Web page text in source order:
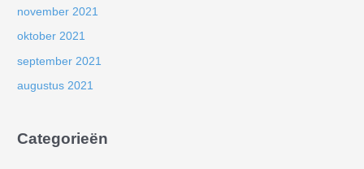
november 2021
oktober 2021
september 2021
augustus 2021
Categorieën